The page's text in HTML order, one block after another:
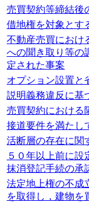
売買契約等締結後
借地権を対象とす
不動産売買におけ
への聞き取り等の
定された事案
オプション設置と
説明義務違反に基
売買契約における
接道要件を満たし
活断層の存在に関
５０年以上前に
抹消登記手続の承
法定地上権の不成
を取得し，建物を